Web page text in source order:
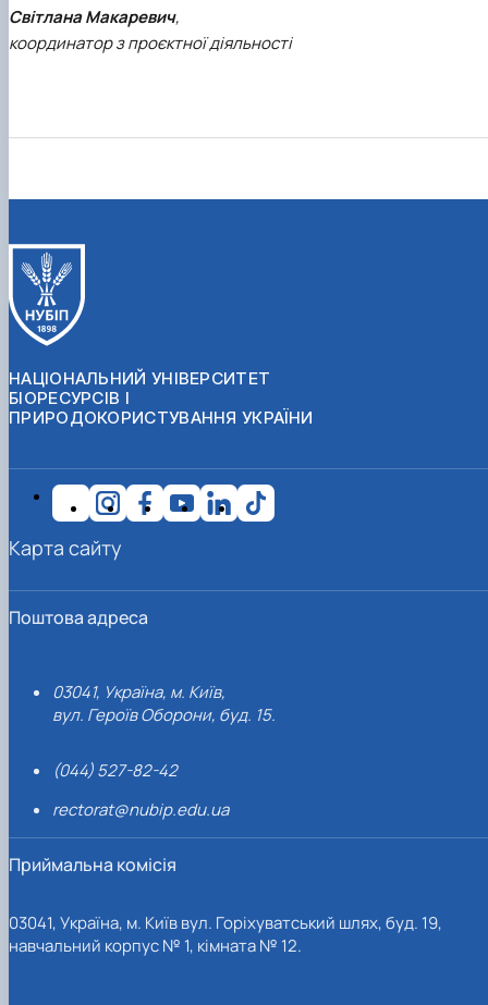
Світлана Макаревич,
координатор з проєктної діяльності
НАЦІОНАЛЬНИЙ УНІВЕРСИТЕТ
БІОРЕСУРСІВ І
ПРИРОДОКОРИСТУВАННЯ УКРАЇНИ
Поштова адреса
03041, Україна, м. Київ,
вул. Героїв Оборони, буд. 15.
(044) 527-82-42
rectorat@nubip.edu.ua
Приймальна комісія
03041, Україна, м. Київ вул. Горіхуватський шлях, буд. 19,
навчальний корпус № 1, кімната № 12.
Карта сайту